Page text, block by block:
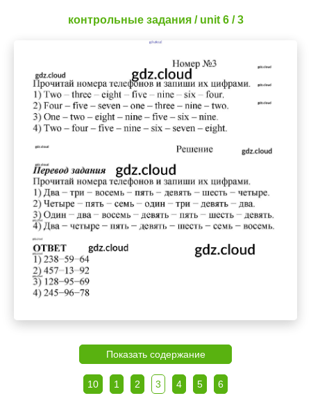
контрольные задания / unit 6 / 3
Показать содержание
10 1 2 3 4 5 6